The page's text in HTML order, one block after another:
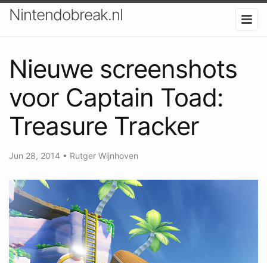
Nintendobreak.nl
Nieuwe screenshots
voor Captain Toad:
Treasure Tracker
Jun 28, 2014 • Rutger Wijnhoven